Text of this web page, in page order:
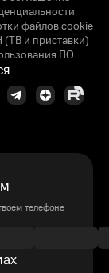
файлов cookie
и приставки)
ПО
телефоне